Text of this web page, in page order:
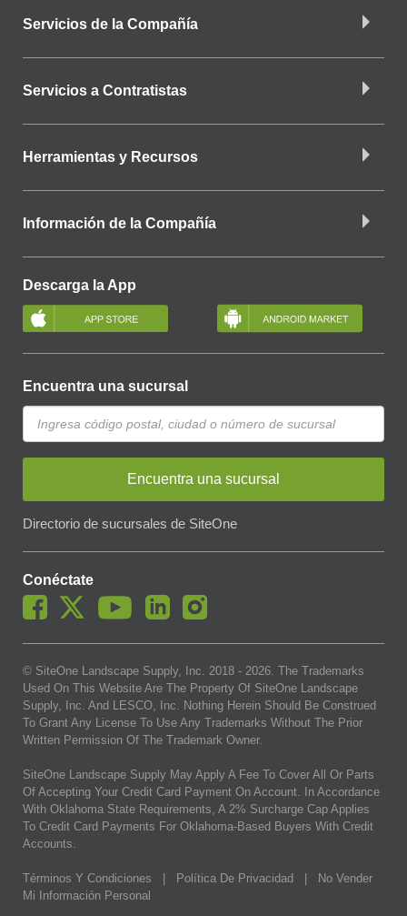
Servicios de la Compañía
Servicios a Contratistas
Herramientas y Recursos
Información de la Compañía
Descarga la App
Encuentra una sucursal
Encuentra una sucursal
Directorio de sucursales de SiteOne
Conéctate
© SiteOne Landscape Supply, Inc. 2018 - 2026. The Trademarks
Used On This Website Are The Property Of SiteOne Landscape
Supply, Inc. And LESCO, Inc. Nothing Herein Should Be Construed
To Grant Any License To Use Any Trademarks Without The Prior
Written Permission Of The Trademark Owner.
SiteOne Landscape Supply May Apply A Fee To Cover All Or Parts
Of Accepting Your Credit Card Payment On Account. In Accordance
With Oklahoma State Requirements, A 2% Surcharge Cap Applies
To Credit Card Payments For Oklahoma-Based Buyers With Credit
Accounts.
Términos Y Condiciones Política De Privacidad
No Vender
Mi Información Personal